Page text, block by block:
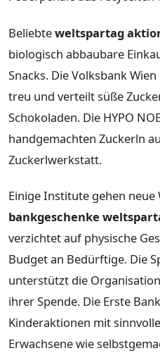
Beliebteweltspartag
biologisch abbaubare
Snacks. Die Volksbank
treu und verteilt süße
Schokoladen. Die HYPO
handgemachten Zuckerln
Zuckerlwerkstatt.
Einige Institute gehen neue
bankgeschenke
verzichtet auf physische
Budget an Bedürftige. Die
unterstützt die
ihrer Spende. Die Erste
Kinderaktionen mit
Erwachsene wie